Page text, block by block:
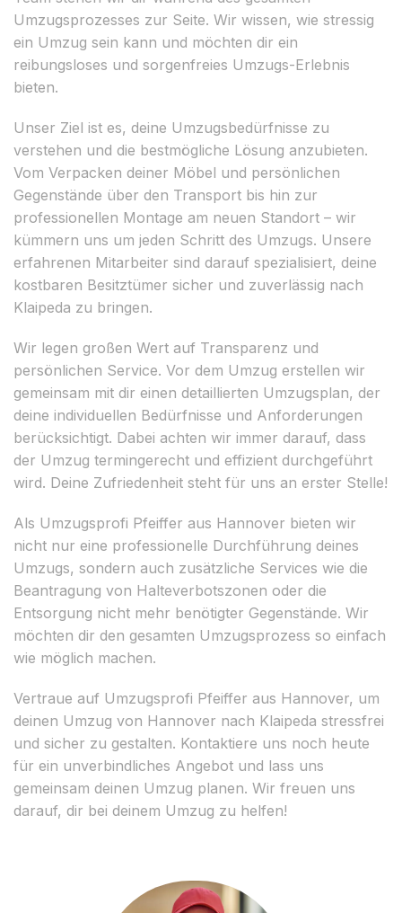
Umzugsprozesses zur Seite. Wir wissen, wie stressig
ein Umzug sein kann und möchten dir ein
reibungsloses und sorgenfreies Umzugs-Erlebnis
bieten.
Unser Ziel ist es, deine Umzugsbedürfnisse zu
verstehen und die bestmögliche Lösung anzubieten.
Vom Verpacken deiner Möbel und persönlichen
Gegenstände über den Transport bis hin zur
professionellen Montage am neuen Standort – wir
kümmern uns um jeden Schritt des Umzugs. Unsere
erfahrenen Mitarbeiter sind darauf spezialisiert, deine
kostbaren Besitztümer sicher und zuverlässig nach
Klaipeda zu bringen.
Wir legen großen Wert auf Transparenz und
persönlichen Service. Vor dem Umzug erstellen wir
gemeinsam mit dir einen detaillierten Umzugsplan, der
deine individuellen Bedürfnisse und Anforderungen
berücksichtigt. Dabei achten wir immer darauf, dass
der Umzug termingerecht und effizient durchgeführt
wird. Deine Zufriedenheit steht für uns an erster Stelle!
Als Umzugsprofi Pfeiffer aus Hannover bieten wir
nicht nur eine professionelle Durchführung deines
Umzugs, sondern auch zusätzliche Services wie die
Beantragung von Halteverbotszonen oder die
Entsorgung nicht mehr benötigter Gegenstände. Wir
möchten dir den gesamten Umzugsprozess so einfach
wie möglich machen.
Vertraue auf Umzugsprofi Pfeiffer aus Hannover, um
deinen Umzug von Hannover nach Klaipeda stressfrei
und sicher zu gestalten. Kontaktiere uns noch heute
für ein unverbindliches Angebot und lass uns
gemeinsam deinen Umzug planen. Wir freuen uns
darauf, dir bei deinem Umzug zu helfen!